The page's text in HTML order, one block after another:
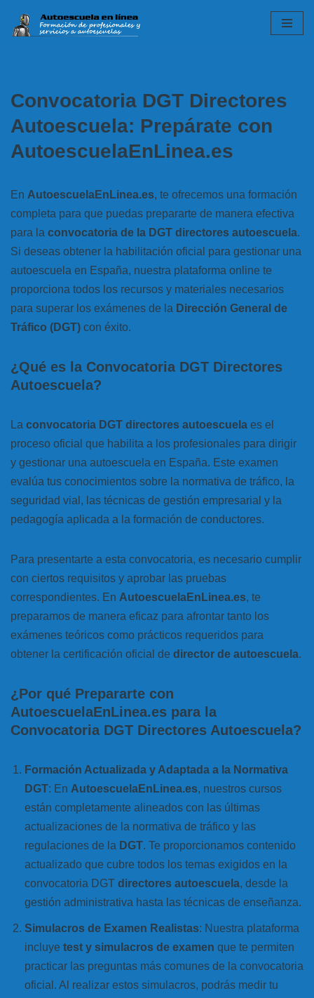
Saltar
Convocatoria DGT Directores
Autoescuela: Prepárate con
AutoescuelaEnLinea.es
En AutoescuelaEnLinea.es, te ofrecemos una formación
completa para que puedas prepararte de manera efectiva
para la convocatoria de la DGT directores autoescuela.
Si deseas obtener la habilitación oficial para gestionar una
autoescuela en España, nuestra plataforma online te
proporciona todos los recursos y materiales necesarios
para superar los exámenes de la Dirección General de
Tráfico (DGT) con éxito.
¿Qué es la Convocatoria DGT Directores
Autoescuela?
La convocatoria DGT directores autoescuela es el
proceso oficial que habilita a los profesionales para dirigir
y gestionar una autoescuela en España. Este examen
evalúa tus conocimientos sobre la normativa de tráfico, la
seguridad vial, las técnicas de gestión empresarial y la
pedagogía aplicada a la formación de conductores.
Para presentarte a esta convocatoria, es necesario cumplir
con ciertos requisitos y aprobar las pruebas
correspondientes. En AutoescuelaEnLinea.es, te
preparamos de manera eficaz para afrontar tanto los
exámenes teóricos como prácticos requeridos para
obtener la certificación oficial de director de autoescuela.
¿Por qué Prepararte con
AutoescuelaEnLinea.es para la
Convocatoria DGT Directores Autoescuela?
Formación Actualizada y Adaptada a la Normativa
DGT: En AutoescuelaEnLinea.es, nuestros cursos
están completamente alineados con las últimas
actualizaciones de la normativa de tráfico y las
regulaciones de la DGT. Te proporcionamos contenido
actualizado que cubre todos los temas exigidos en la
convocatoria DGT directores autoescuela, desde la
gestión administrativa hasta las técnicas de enseñanza.
Simulacros de Examen Realistas: Nuestra plataforma
incluye test y simulacros de examen que te permiten
practicar las preguntas más comunes de la convocatoria
oficial. Al realizar estos simulacros, podrás medir tu